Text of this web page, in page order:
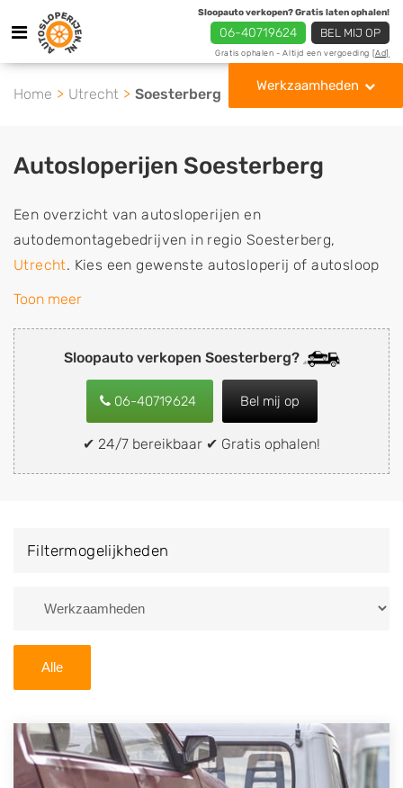
Sloopauto verkopen? Gratis laten ophalen!
06-40719624 BEL MIJ OP
Gratis ophalen - Altijd een vergoeding [Ad]
Werkzaamheden
Home Utrecht Soesterberg
Sloopauto verkopen Soesterberg?
06-40719624 Bel mij op
✔ 24/7 bereikbaar ✔ Gratis ophalen!
Autosloperijen Soesterberg
Een overzicht van autosloperijen en
autodemontagebedrijven in regio Soesterberg,
Utrecht. Kies een gewenste autosloperij of autosloop
uit de lijst die gespecialiseerd is in de verkoop van
de inkoop van sloopauto's, schadeauto's en
tweedehands auto's (ook zonder apk keuring). Wilt u
uw auto, camper, vrachtwagen, motor of brommobiel
snel en eenvoudig verkopen aan een
demontagebedrijf in de buurt, deze zelf wegbrengen
naar de sloop of deze liever laten ophalen op een
van Soesterberg en ontvang een vergoeding voor uw
Zoekt u liever naar een sloperij in een andere plaats of
U kunt er ook voor kiezen om direct uw sloopauto te
verkopen en op te laten halen door de Sloopauto
Ophaaldienst van Autosloperijen.nl. Wij kunnen uw
Toon meer
Filtermogelijkheden
Alle